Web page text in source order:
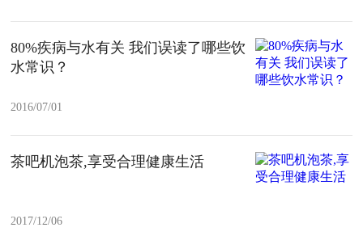
80%疾病与水有关 我们误读了哪些饮
水常识？
2016/07/01
茶吧机泡茶,享受合理健康生活
2017/12/06